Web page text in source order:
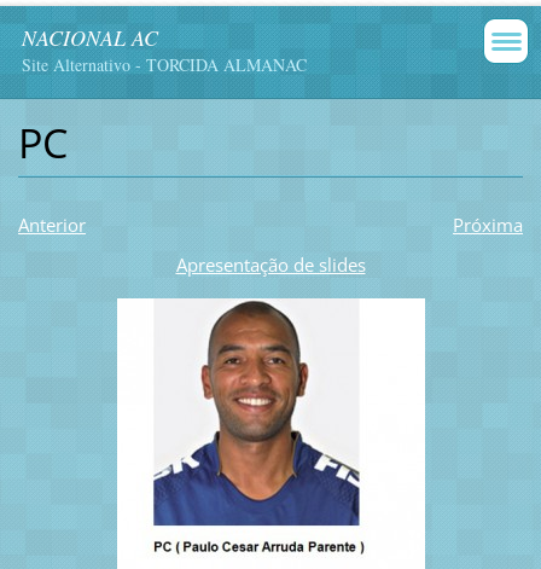
NACIONAL AC
Site Alternativo - TORCIDA ALMANAC
PC
Anterior
Próxima
Apresentação de slides